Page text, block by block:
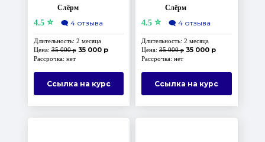
Слёрм
4.5⭐ 🗨️ 4 отзыва
Длительность: 2 месяца
Цена:35 000 р 35 000 р
Рассрочка: нет
Ссылка на курс
Слёрм
4.5 ⭐ 🗨️ 4 отзыва
Длительность: 2 месяца
Цена: 35 000 р 35 000 р
Рассрочка: нет
Ссылка на курс